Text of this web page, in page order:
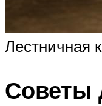
Лестничная
Советы